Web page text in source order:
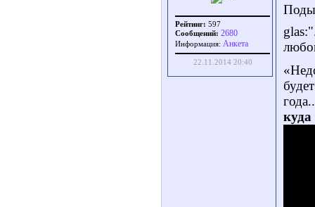
Рейтинг: 597
Сообщений: 2680
Информация: Aнкета
22.11.2014 20:40